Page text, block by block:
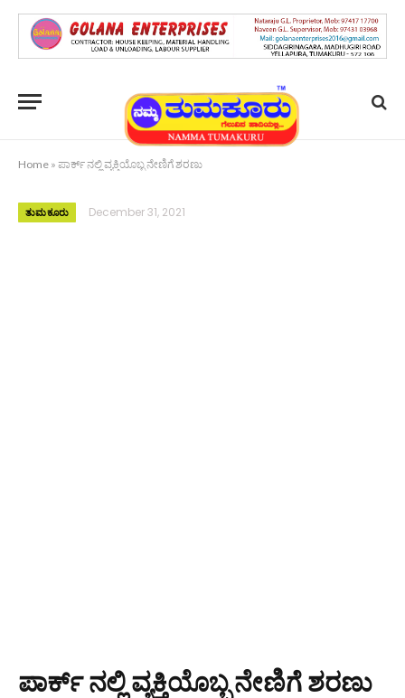
Home » ಪಾರ್ಕ್ ನಲ್ಲಿ ವ್ಯಕ್ತಿಯೊಬ್ಬ ನೇಣಿಗೆ ಶರಣು
ತುಮಕೂರು December 31, 2021
ಪಾರ್ಕ್ ನಲ್ಲಿ ವ್ಯಕ್ತಿಯೊಬ್ಬ ನೇಣಿಗೆ ಶರಣು